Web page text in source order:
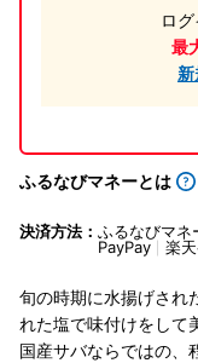
ロ
最
ふるなびマネーとは
決済方法： ふるなびマネ
PayPay
楽
旬の時期に水揚げされ
れた塩で味付けをして
国産サバならではの、